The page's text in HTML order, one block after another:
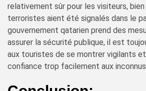
relativement sûr pour les visiteurs,
terroristes aient été signalés dans le
gouvernement qatarien prend des
assurer la sécurité publique, il est
aux touristes de se montrer vigilants
confiance trop facilement aux